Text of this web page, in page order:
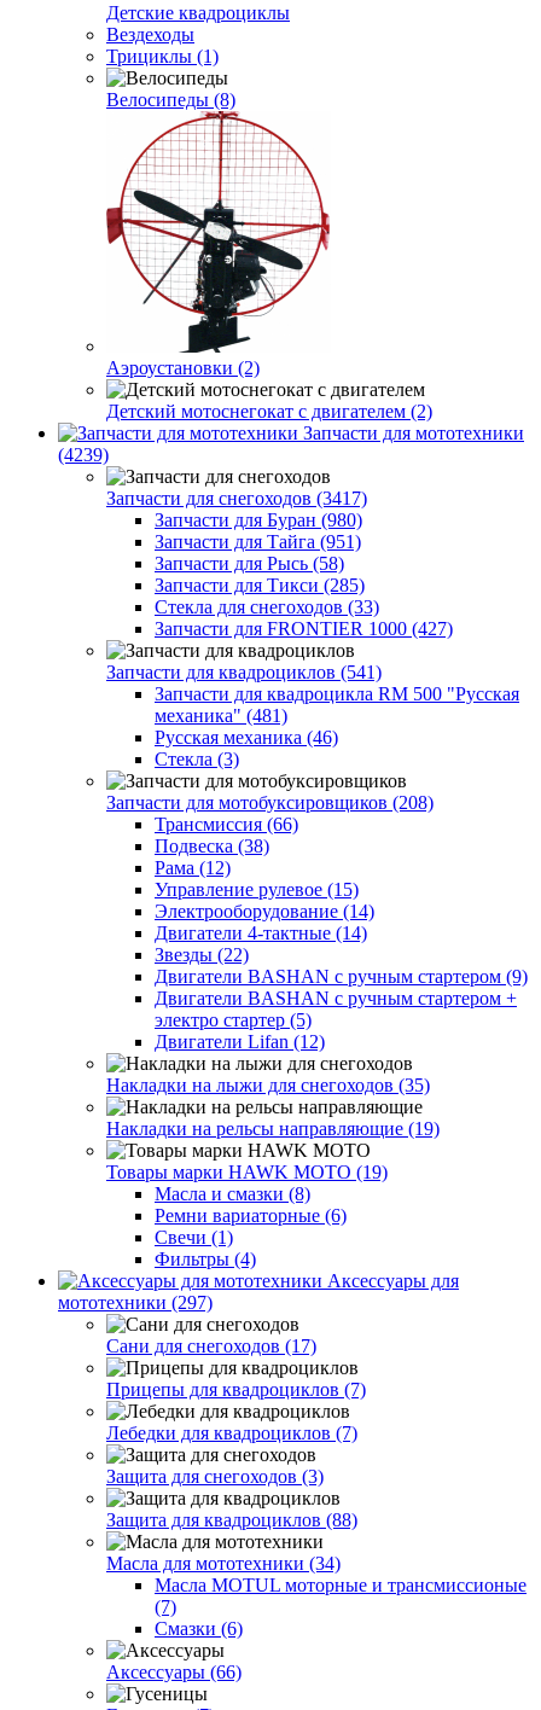
Детские квадроциклы
Вездеходы
Трициклы (1)
Велосипеды (8)
Аэроустановки (2)
Детский мотоснегокат с двигателем (2)
Запчасти для мототехники
(4239)
Запчасти для снегоходов (3417)
Запчасти для Буран (980)
Запчасти для Тайга (951)
Запчасти для Рысь (58)
Запчасти для Тикси (285)
Стекла для снегоходов (33)
Запчасти для FRONTIER 1000 (427)
Запчасти для квадроциклов (541)
Запчасти для квадроцикла RM 500 "Русская
механика" (481)
Русская механика (46)
Стекла (3)
Запчасти для мотобуксировщиков (208)
Трансмиссия (66)
Подвеска (38)
Рама (12)
Управление рулевое (15)
Электрооборудование (14)
Двигатели 4-тактные (14)
Звезды (22)
Двигатели BASHAN с ручным стартером (9)
Двигатели BASHAN с ручным стартером +
электро стартер (5)
Двигатели Lifan (12)
Накладки на лыжи для снегоходов (35)
Накладки на рельсы направляющие (19)
Товары марки HAWK MOTO (19)
Масла и смазки (8)
Ремни вариаторные (6)
Свечи (1)
Фильтры (4)
Аксессуары для
мототехники (297)
Сани для снегоходов (17)
Прицепы для квадроциклов (7)
Лебедки для квадроциклов (7)
Защита для снегоходов (3)
Защита для квадроциклов (88)
Масла для мототехники (34)
Масла MOTUL моторные и трансмиссионые
(7)
Смазки (6)
Аксессуары (66)